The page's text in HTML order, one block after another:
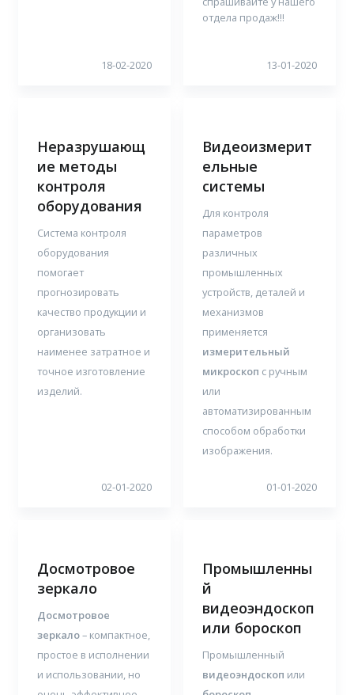
18-02-2020
отдела продаж!!!
13-01-2020
Неразрушающ
ие методы
контроля
оборудования
Система контроля
оборудования
помогает
прогнозировать
качество продукции и
организовать
наименее затратное и
точное изготовление
изделий.
02-01-2020
Видеоизмерит
ельные
системы
Для контроля
параметров
различных
промышленных
устройств, деталей и
механизмов
применяется
измерительный
микроскоп с ручным
или
автоматизированным
способом обработки
изображения.
01-01-2020
Досмотровое
зеркало
Досмотровое
зеркало– компактное,
простое в исполнении
и использовании, но
Промышленны
й
видеоэндоскоп
или бороскоп
Промышленный
видеоэндоскоп или